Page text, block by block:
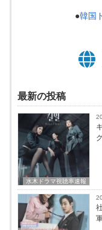
●韓国
最新の投稿
水木ドラマ視聴率速報